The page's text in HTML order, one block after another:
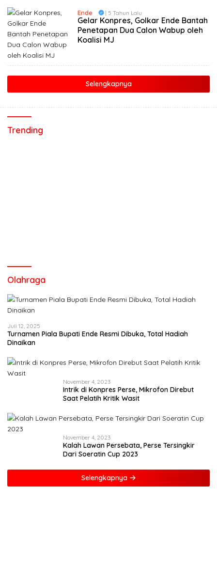
Ende | 5 Tahun Lalu
Gelar Konpres, Golkar Ende Bantah
Penetapan Dua Calon Wabup oleh
Koalisi MJ
Selengkapnya
Trending
Olahraga
Juli 12, 2025
Turnamen Piala Bupati Ende Resmi Dibuka, Total Hadiah
Dinaikan
November 4, 2023
Intrik di Konpres Perse, Mikrofon Direbut
Saat Pelatih Kritik Wasit
November 4, 2023
Kalah Lawan Persebata, Perse Tersingkir
Dari Soeratin Cup 2023
Selengkapnya